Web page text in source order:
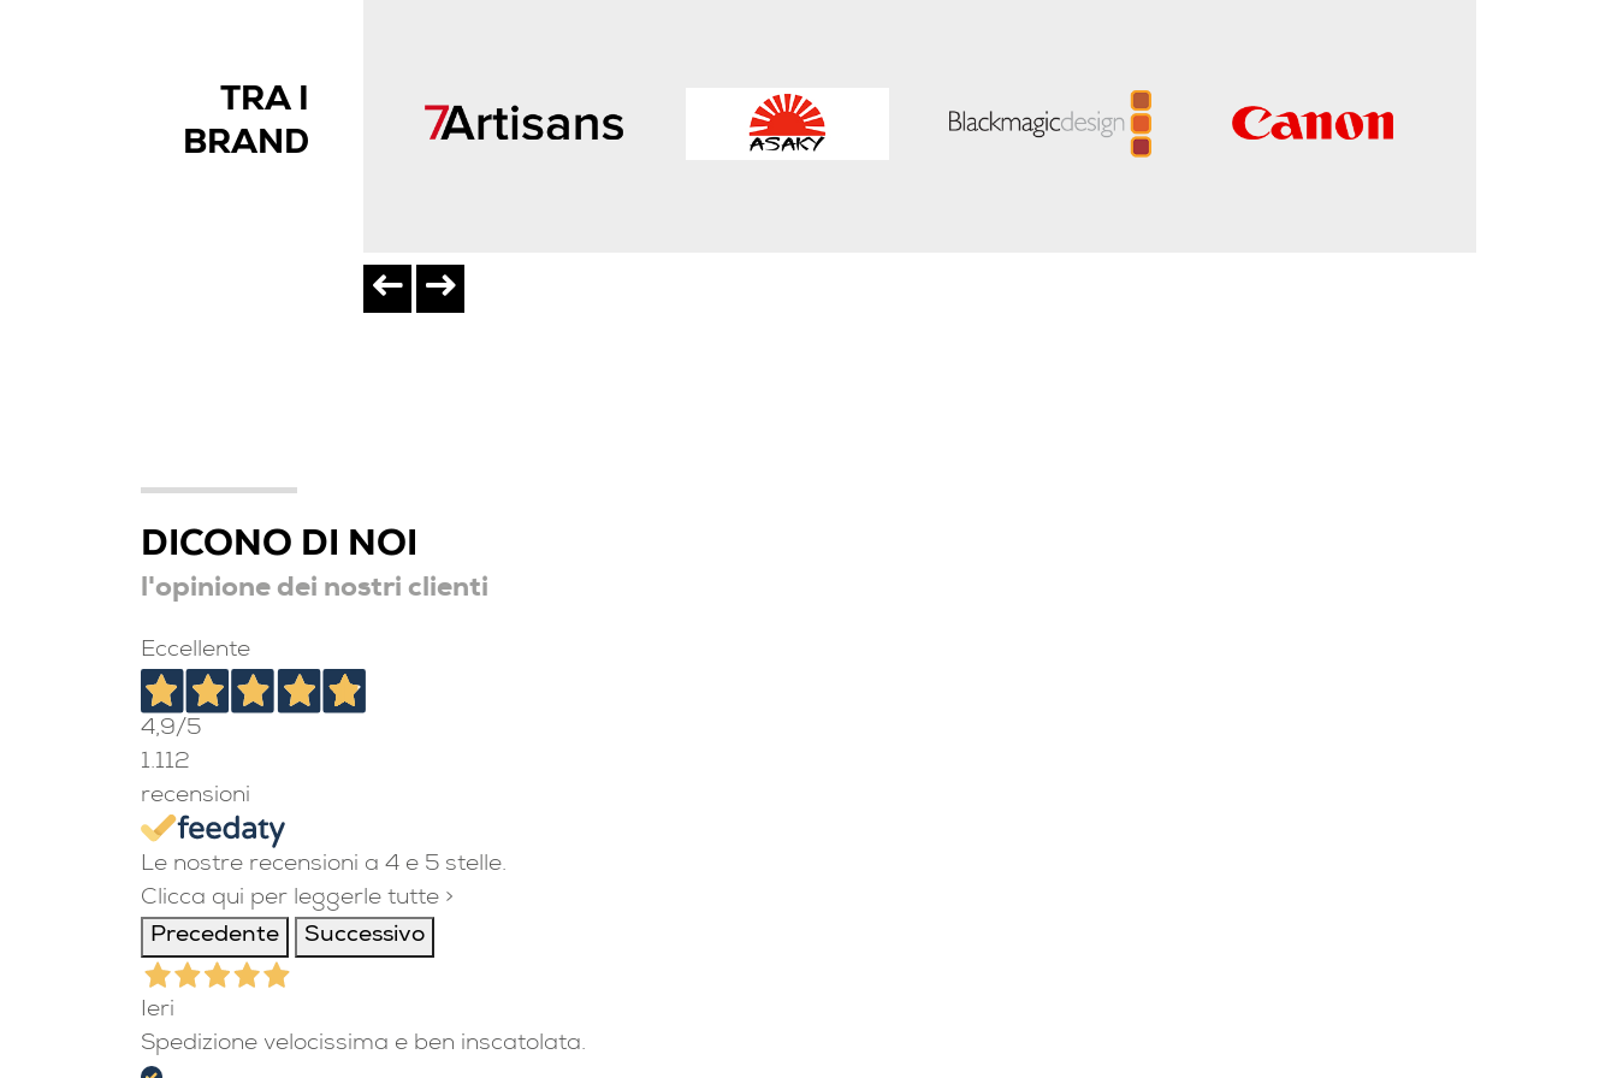
TRA I
BRAND
DICONO DI NOI
l'opinione dei nostri clienti
Eccellente
4,9/5
1.112
recensioni
Le nostre recensioni a 4 e 5 stelle.
Clicca qui per leggerle tutte >
Precedente
Successivo
Ieri
Spedizione velocissima e ben inscatolata.